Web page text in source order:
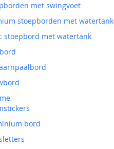
met swingvoet
stoepborden met watertank
stoepbord met watertank
bord